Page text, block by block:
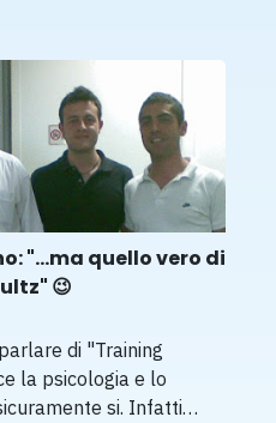
"...ma quello vero di
😉
di "Training
la psicologia e lo
si. Infatti…